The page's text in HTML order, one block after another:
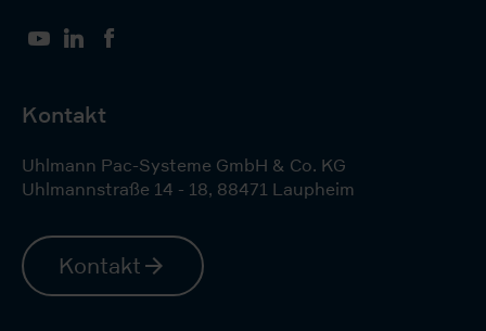
YouTubeLinkedIn
Kontakt
Uhlmann Pac-Systeme GmbH & Co. KG
Uhlmannstraße 14 - 18, 88471 Laupheim
Kontakt